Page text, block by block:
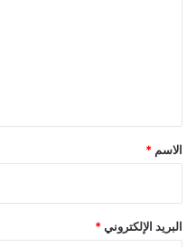
*
الاسم *
البريد الإلكتروني *